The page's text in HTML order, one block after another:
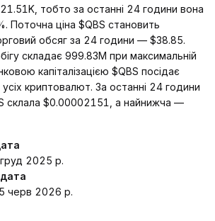
тобто за останні 24 години вона
Поточна ціна $QBS становить
обсяг за 24 години — $38.85.
складає 999.83M при максимальній
капіталізацією $QBS посідає
криптовалют. За останні 24 години
склала $0.00002151, а найнижча —
2025 р.
черв 2026 р.